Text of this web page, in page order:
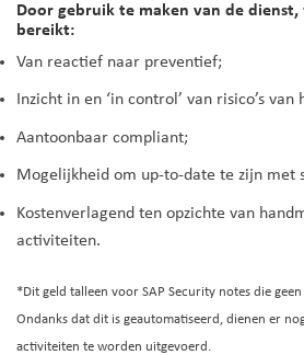
Door gebruik te maken van de
bereikt:
Van reactief naar preventief;
Inzicht in en ‘in control’ van risico’s van
Aantoonbaar compliant;
Mogelijkheid om up-to-date te zijn met
Kostenverlagend ten opzichte van
activiteiten.
*Dit geld talleen voor SAP Security notes die
Ondanks dat dit is geautomatiseerd, dienen er
activiteiten te worden uitgevoerd.